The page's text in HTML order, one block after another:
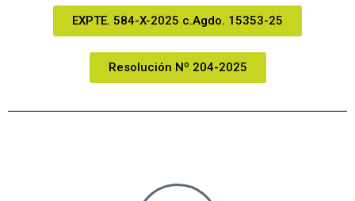
EXPTE. 584-X-2025 c.Agdo. 15353-25
Resolución Nº 204-2025